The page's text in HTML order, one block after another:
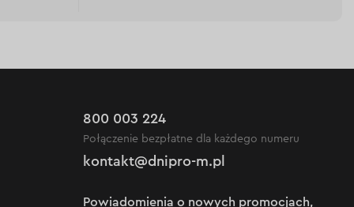
800 003 224
Połączenie bezpłatne dla każdego numeru
kontakt@dnipro-m.pl
Powiadomienia o nowych promocjach,